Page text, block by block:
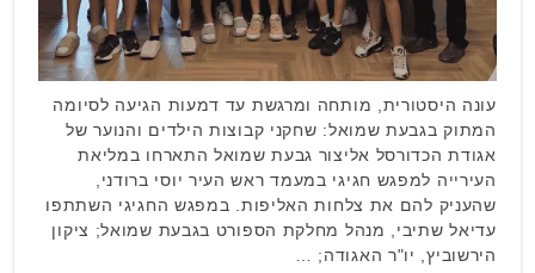
עונה היסטורית, מותחה ומרגשת עד דמעות הגיעה לסיומה
המתוק בגבעת שמואל: שחקני קבוצות הילדים והנוער של
אגודת הכדורסל אליצור גבעת שמואל התארחו במליאת
העירייה למפגש חגיגי במעמד ראש העיר יוסי ברודני,
שהעניק להם את צלחות האליפות. במפגש החגיגי השתתפו
עדיאל שתיבי, מנהל מחלקת הספורט בגבעת שמואל; ציקון
הירשוביץ, יו"ר האגודה; …